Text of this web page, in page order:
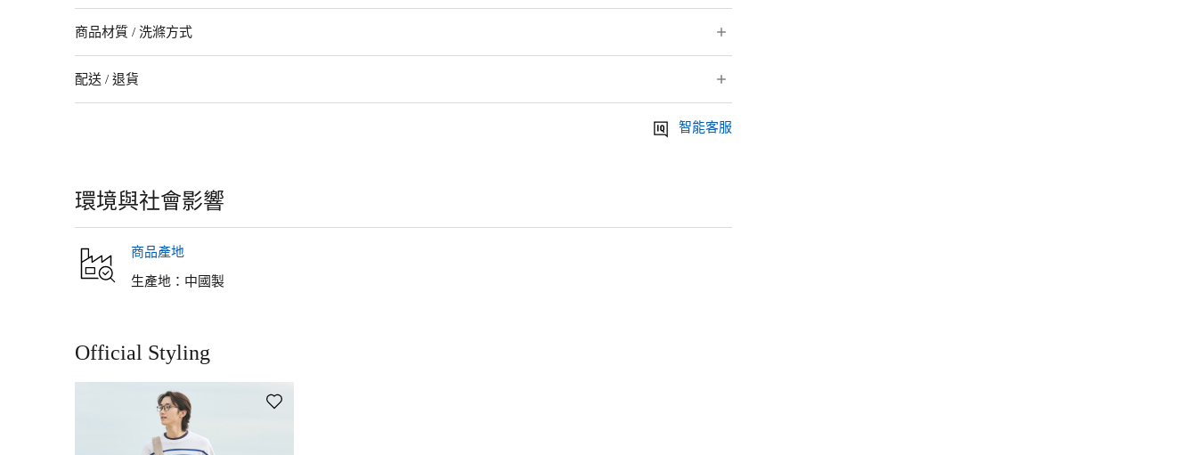
海軍風格的拼接條紋設計，百搭多種造型。
商品材質 / 洗滌方式
在出汗或被雨淋濕時，會因摩擦而移染到其他衣物上，請注意。深色衣物可能會掉色，請勿與其他衣物一同洗滌。本白、淺色衣服請使用不
含螢光增白劑的清潔劑。請勿在水中長時間浸泡。洗滌後，請迅速調整好形狀，置於通風良好處平放陰乾。請勿使用乾燥機。 因素材特性上
的原因，本商品較易產生毛球。請見諒。 請使用洗衣網袋。 熨燙時請加墊布。 由於穿著和洗滌時產生的摩擦，布料表面會有起毛泛白現
象，這是出於表層特性，請諒解。
配送 / 退貨
相關問題>運費/付款方式/配送
●換貨：網路商店訂單取貨/簽收隔日算起30天內，可至全台任一實體店鋪進行換貨。※目前未提供線上換貨服務，僅能至店舖更換現場庫
存，敬請見諒。詳細退換貨說明與須知請參考：FAQ>網路商店訂單及相關問題>
智能客服
環境與社會影響
商品產地
生產地： 中國製
Official Styling